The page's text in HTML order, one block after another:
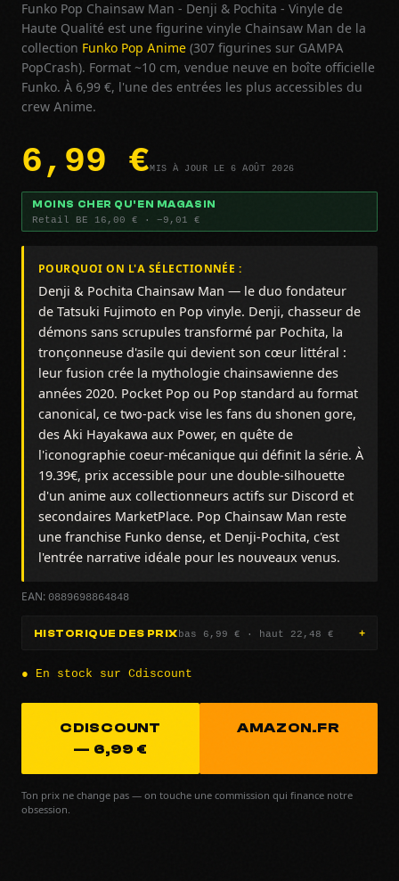
Funko Pop Chainsaw Man - Denji & Pochita - Vinyle de
Haute Qualité est une figurine vinyle Chainsaw Man de la
collection Funko Pop Anime (307 figurines sur GAMPA
PopCrash). Format ~10 cm, vendue neuve en boîte officielle
Funko. À 6,99 €, l'une des entrées les plus accessibles du
crew Anime.
6,99 €MIS À JOUR LE 6 AOÛT 2026
MOINS CHER QU'EN MAGASIN
Retail BE 16,00 € · −9,01 €
POURQUOI ON L'A SÉLECTIONNÉE :
Denji & Pochita Chainsaw Man — le duo fondateur
de Tatsuki Fujimoto en Pop vinyle. Denji, chasseur de
démons sans scrupules transformé par Pochita, la
tronçonneuse d'asile qui devient son cœur littéral :
leur fusion crée la mythologie chainsawienne des
années 2020. Pocket Pop ou Pop standard au format
canonical, ce two-pack vise les fans du shonen gore,
des Aki Hayakawa aux Power, en quête de
l'iconographie coeur-mécanique qui définit la série. À
19.39€, prix accessible pour une double-silhouette
d'un anime aux collectionneurs actifs sur Discord et
secondaires MarketPlace. Pop Chainsaw Man reste
une franchise Funko dense, et Denji-Pochita, c'est
l'entrée narrative idéale pour les nouveaux venus.
EAN: 0889698864848
HISTORIQUE DES PRIXbas 6,99 € · haut 22,48 €
● En stock sur Cdiscount
CDISCOUNT
— 6,99 €
AMAZON.FR
Ton prix ne change pas — on touche une commission qui finance notre
obsession.